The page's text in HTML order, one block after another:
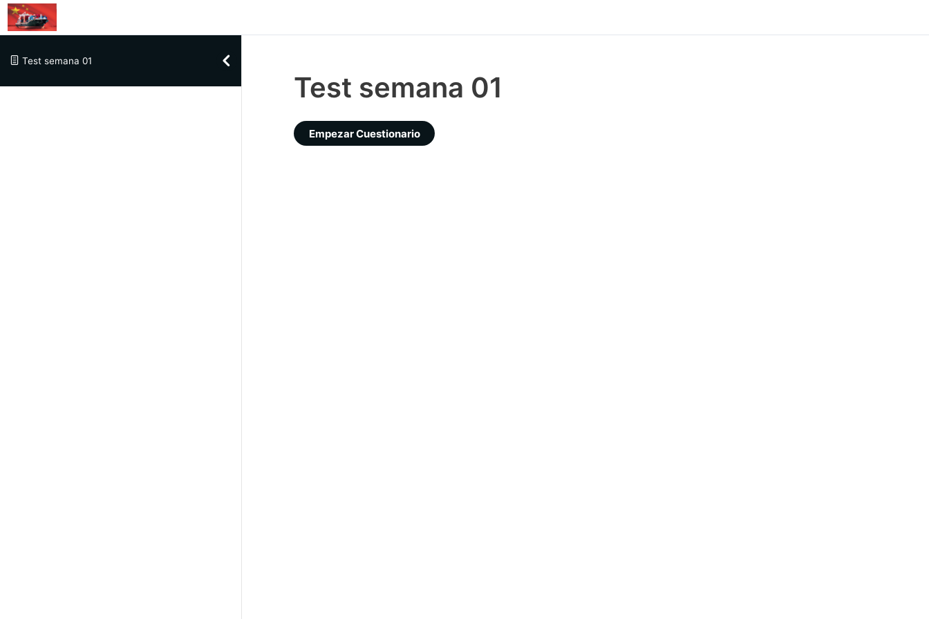
Skip to content
Test semana 01
Test semana 01